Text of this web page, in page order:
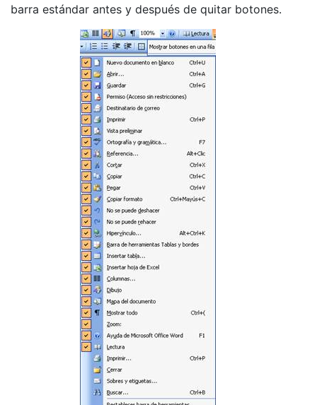
barra estándar antes y después de quitar botones.